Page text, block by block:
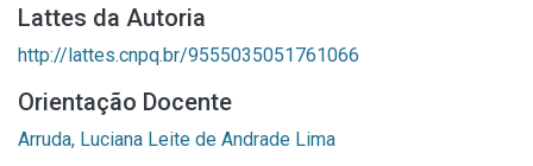
Lattes da Autoria
http://lattes.cnpq.br/9555035051761066
Orientação Docente
Arruda, Luciana Leite de Andrade Lima